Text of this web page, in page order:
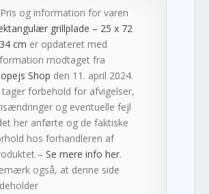
og information for varen
grillplade – 25 x 72
cm er opdateret med
modtaget fra
Shop den 11. april 2024.
tager forbehold for afvigelser,
og eventuelle fejl
her anførte og de faktiske
hos forhandleren af
–Se mere info her.
også, at denne side